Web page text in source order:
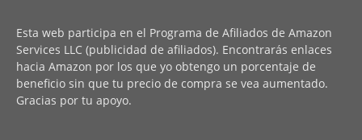
Esta web participa en el Programa de Afiliados de Amazon
Services LLC (publicidad de afiliados). Encontrarás enlaces
hacia Amazon por los que yo obtengo un porcentaje de
beneficio sin que tu precio de compra se vea aumentado.
Gracias por tu apoyo.